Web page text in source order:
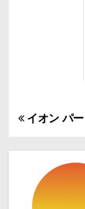
投
稿
ビ
イオン パ